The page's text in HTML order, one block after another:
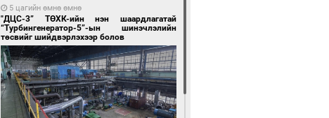
5 цагийн өмнө өмнө
"ДЦС-3” ТӨХК-ийн нэн шаардлагатай
“Турбингенератор-5”-ын шинэчлэлийн
төсвийг шийдвэрлэхээр болов